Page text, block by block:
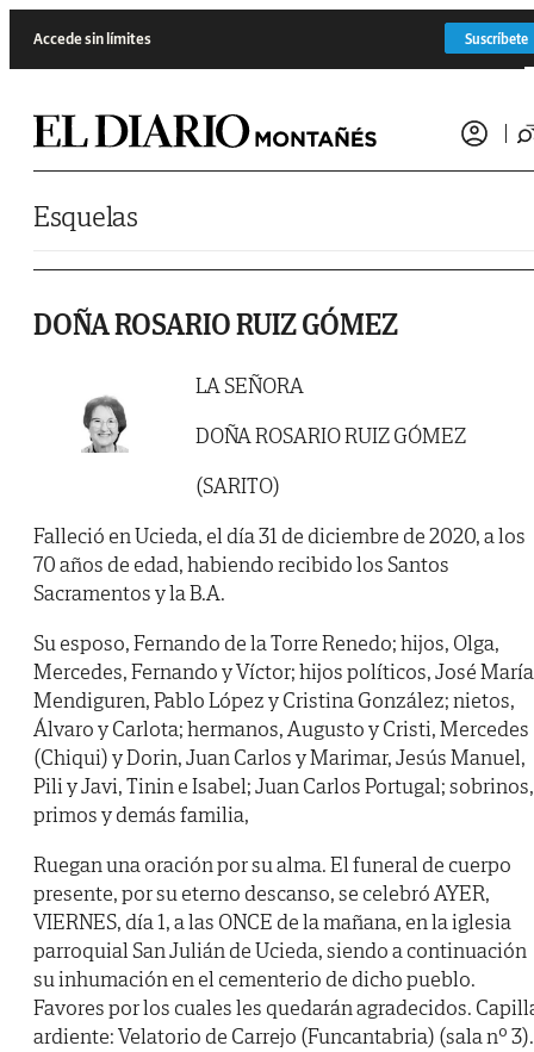
Accede sin límites Suscríbete
Esquelas
DOÑA ROSARIO RUIZ GÓMEZ
LA SEÑORA
DOÑA ROSARIO RUIZ GÓMEZ
(SARITO)
Falleció en Ucieda, el día 31 de diciembre de 2020, a los
70 años de edad, habiendo recibido los Santos
Sacramentos y la B.A.
Su esposo, Fernando de la Torre Renedo; hijos, Olga,
Mercedes, Fernando y Víctor; hijos políticos, José María
Mendiguren, Pablo López y Cristina González; nietos,
Álvaro y Carlota; hermanos, Augusto y Cristi, Mercedes
(Chiqui) y Dorin, Juan Carlos y Marimar, Jesús Manuel,
Pili y Javi, Tinin e Isabel; Juan Carlos Portugal; sobrinos,
primos y demás familia,
Ruegan una oración por su alma. El funeral de cuerpo
presente, por su eterno descanso, se celebró AYER,
VIERNES, día 1, a las ONCE de la mañana, en la iglesia
parroquial San Julián de Ucieda, siendo a continuación
su inhumación en el cementerio de dicho pueblo.
Favores por los cuales les quedarán agradecidos.
ardiente: Velatorio de Carrejo (Funcantabria) (sala nº 3).